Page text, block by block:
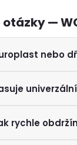
otázky —
nebo
rychle